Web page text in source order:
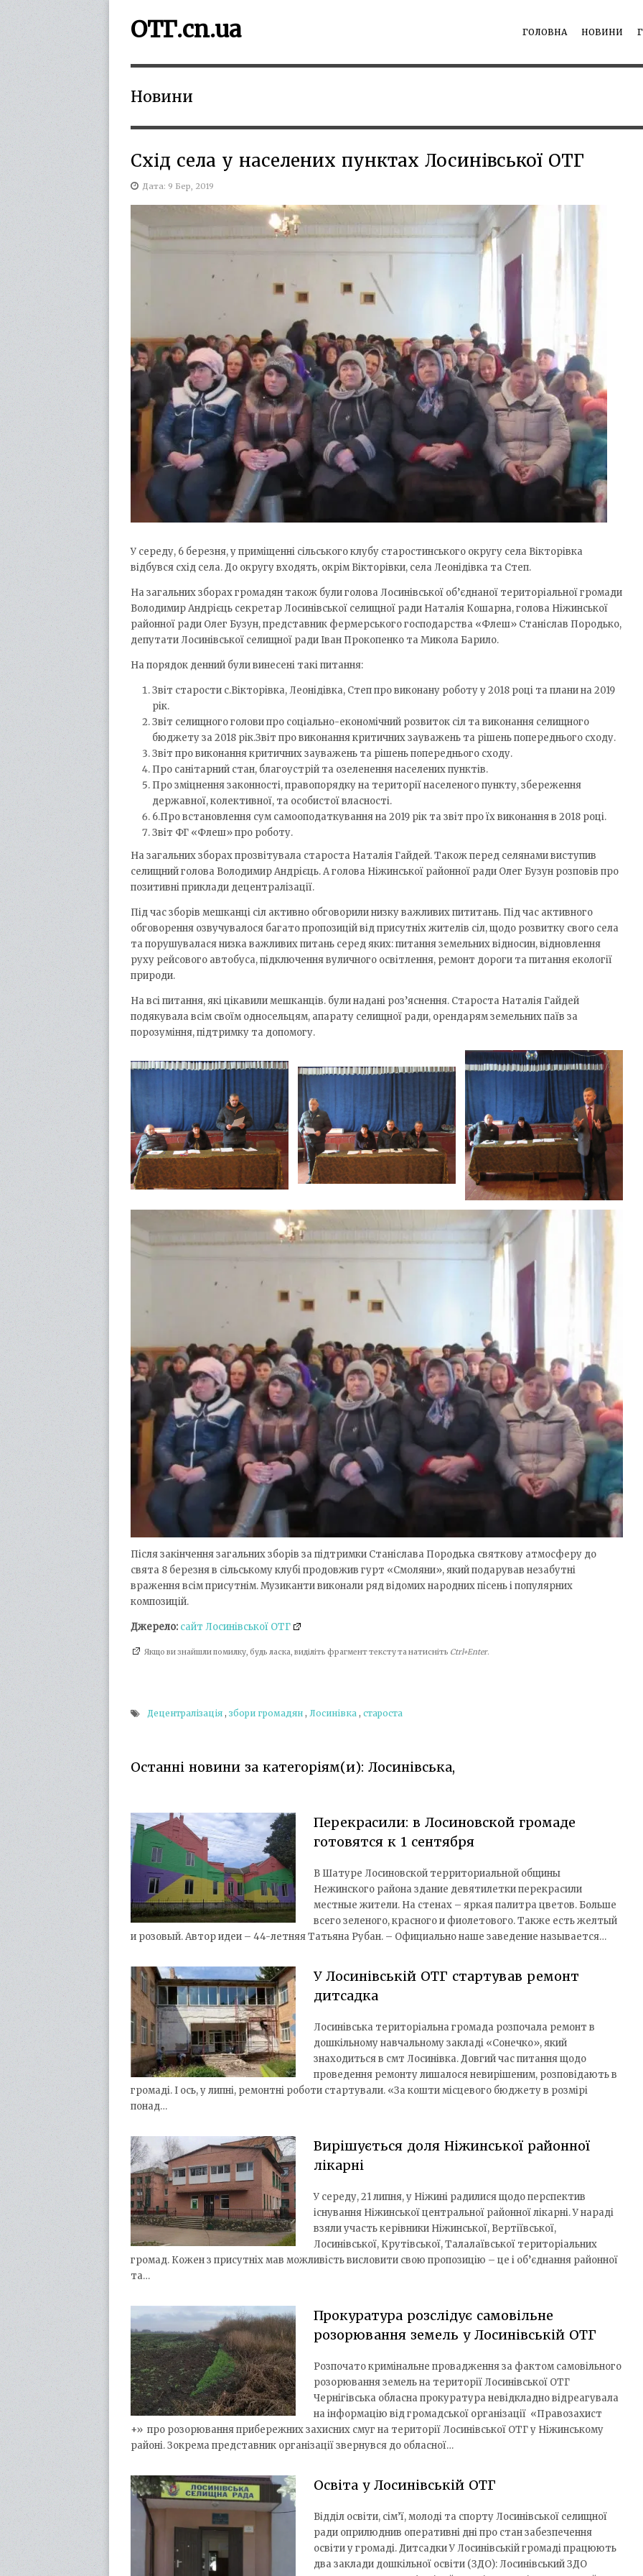
ГОЛОВНА НОВИНИ
ОТГ.cn.ua
Новини
Схід села у населених пунктах Лосинівської ОТГ
Дата: 9 Бер, 2019
У середу, 6 березня, у приміщенні сільського клубу старостинського округу села Вікторівка
відбувся схід села. До округу входять, окрім Вікторівки, села Леонідівка та Степ.
На загальних зборах громадян також були голова Лосинівської об’єднаної територіальної громади
Володимир Андрієць секретар Лосинівської селищної ради Наталія Кошарна, голова Ніжинської
районної ради Олег Бузун, представник фермерського господарства «Флеш» Станіслав Породько,
депутати Лосинівської селищної ради Іван Прокопенко та Микола Барило.
На порядок денний були винесені такі питання:
Звіт старости с.Вікторівка, Леонідівка, Степ про виконану роботу у 2018 році та плани на 2019
рік.
Звіт селищного голови про соціально-економічний розвиток сіл та виконання селищного
бюджету за 2018 рік.Звіт про виконання критичних зауважень та рішень попереднього сходу.
Звіт про виконання критичних зауважень та рішень попереднього сходу.
Про санітарний стан, благоустрій та озеленення населених пунктів.
Про зміцнення законності, правопорядку на території населеного пункту, збереження
державної, колективної, та особистої власності.
6.Про встановлення сум самооподаткування на 2019 рік та звіт про їх виконання в 2018 році.
Звіт ФГ «Флеш» про роботу.
На загальних зборах прозвітувала староста Наталія Гайдей. Також перед селянами виступив
селищний голова Володимир Андрієць. А голова Ніжинської районної ради Олег Бузун розповів про
позитивні приклади децентралізації.
Під час зборів мешканці сіл активно обговорили низку важливих пититань. Під час активного
обговорення озвучувалося багато пропозицій від присутніх жителів сіл, щодо розвитку свого села
та порушувалася низка важливих питань серед яких: питання земельних відносин, відновлення
руху рейсового автобуса, підключення вуличного освітлення, ремонт дороги та питання екології
природи.
На всі питання, які цікавили мешканців. були надані роз’яснення. Староста Наталія Гайдей
подякувала всім своїм односельцям, апарату селищної ради, орендарям земельних паїв за
порозуміння, підтримку та допомогу.
Після закінчення загальних зборів за підтримки Станіслава Породька святкову атмосферу до
свята 8 березня в сільському клубі продовжив гурт «Смоляни», який подарував незабутні
враження всім присутнім. Музиканти виконали ряд відомих народних пісень і популярних
композицій.
Джерело: сайт Лосинівської ОТГ
Якщо ви знайшли помилку, будь ласка, виділіть фрагмент тексту та натисніть Ctrl+Enter.
Децентралізація , збори громадян , Лосинівка , староста
Останні новини за категоріям(и): Лосинівська,
Перекрасили: в Лосиновской громаде
готовятся к 1 сентября
В Шатуре Лосиновской территориальной общины
Нежинского района здание девятилетки перекрасили
местные жители. На стенах – яркая палитра цветов. Больше
всего зеленого, красного и фиолетового. Также есть желтый
и розовый. Автор идеи – 44-летняя Татьяна Рубан. – Официально наше заведение называется…
У Лосинівській ОТГ стартував ремонт
дитсадка
Лосинівська територіальна громада розпочала ремонт в
дошкільному навчальному закладі «Сонечко», який
знаходиться в смт Лосинівка. Довгий час питання щодо
проведення ремонту лишалося невирішеним, розповідають в
громаді. І ось, у липні, ремонтні роботи стартували. «За кошти місцевого бюджету в розмірі
понад…
Вирішується доля Ніжинської районної
лікарні
У середу, 21 липня, у Ніжині радилися щодо перспектив
існування Ніжинської центральної районної лікарні. У нараді
взяли участь керівники Ніжинської, Вертіївської,
Лосинівської, Крутівської, Талалаївської територіальних
громад. Кожен з присутніх мав можливість висловити свою пропозицію – це і об’єднання районної
та…
Прокуратура розслідує самовільне
розорювання земель у Лосинівській ОТГ
Розпочато кримінальне провадження за фактом самовільного
розорювання земель на території Лосинівської ОТГ
Чернігівська обласна прокуратура невідкладно відреагувала
на інформацію від громадської організації «Правозахист
+» про розорювання прибережних захисних смуг на території Лосинівської ОТГ у Ніжинському
районі. Зокрема представник організації звернувся до обласної…
Освіта у Лосинівській ОТГ
Відділ освіти, сім’ї, молоді та спорту Лосинівської селищної
ради оприлюднив оперативні дні про стан забезпечення
освіти у громаді. Дитсадки У Лосинівській громаді працюють
два заклади дошкільної освіти (ЗДО): Лосинівський ЗДО